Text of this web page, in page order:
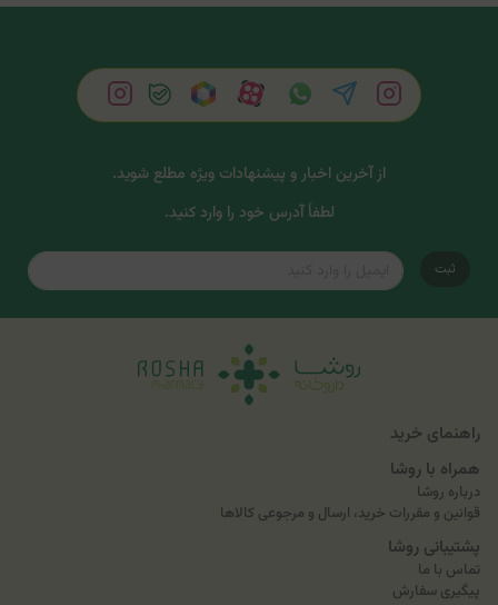
از آخرین اخبار و پیشنهادات ویژه مطلع شوید.
لطفاً آدرس خود را وارد کنید.
ثبت
راهنمای خرید
همراه با روشا
درباره روشا
قوانین و مقررات خرید، ارسال و مرجوعی کالاها
پشتیبانی روشا
تماس با ما
پیگیری سفارش